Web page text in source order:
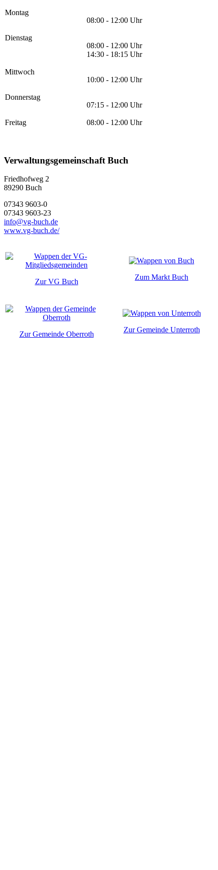
Montag
08:00 - 12:00 Uhr
Dienstag
08:00 - 12:00 Uhr
14:30 - 18:15 Uhr
Mittwoch
10:00 - 12:00 Uhr
Donnerstag
07:15 - 12:00 Uhr
Freitag 08:00 - 12:00 Uhr
Verwaltungsgemeinschaft Buch
Friedhofweg 2
89290 Buch
07343 9603-0
07343 9603-23
info@vg-buch.de
www.vg-buch.de/
Zur VG Buch
Zum Markt Buch
Zur Gemeinde Oberroth
Zur Gemeinde Unterroth